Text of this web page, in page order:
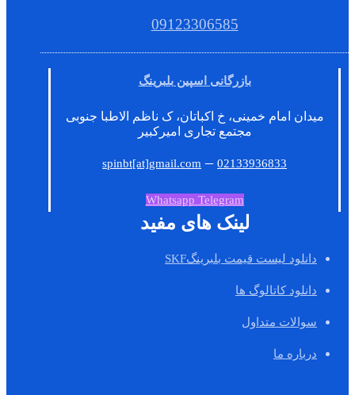
09123306585
بازرگانی اسپین بلبرینگ
میدان امام خمینی، خ اکباتان، ک ناظم الاطبا جنوبی
مجتمع تجاری امیرکبیر
spinbt[at]gmail.com –02133936833
Whatsapp Telegram
لینک های مفید
دانلود لیست قیمت بلبرینگSKF
دانلود کاتالوگ ها
سوالات متداول
درباره ما